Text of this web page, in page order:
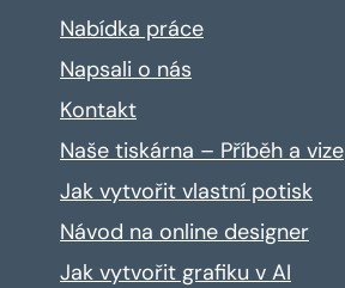
Nabídka práce
Napsali o nás
Kontakt
Naše tiskárna – Příběh a vize
Jak vytvořit vlastní potisk
Návod na online designer
Jak vytvořit grafiku v AI